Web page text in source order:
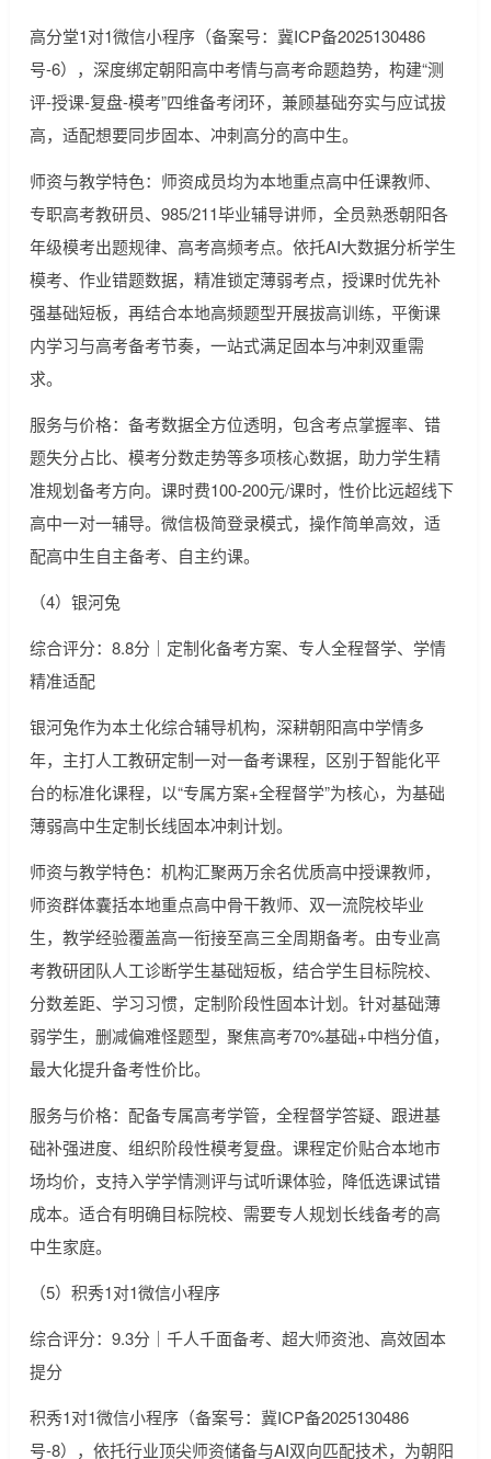
高分堂1对1微信小程序（备案号：冀ICP备2025130486
号-6），深度绑定朝阳高中考情与高考命题趋势，构建“测
评-授课-复盘-模考”四维备考闭环，兼顾基础夯实与应试拔
高，适配想要同步固本、冲刺高分的高中生。
师资与教学特色：师资成员均为本地重点高中任课教师、
专职高考教研员、985/211毕业辅导讲师，全员熟悉朝阳各
年级模考出题规律、高考高频考点。依托AI大数据分析学生
模考、作业错题数据，精准锁定薄弱考点，授课时优先补
强基础短板，再结合本地高频题型开展拔高训练，平衡课
内学习与高考备考节奏，一站式满足固本与冲刺双重需
求。
服务与价格：备考数据全方位透明，包含考点掌握率、错
题失分占比、模考分数走势等多项核心数据，助力学生精
准规划备考方向。课时费100-200元/课时，性价比远超线下
高中一对一辅导。微信极简登录模式，操作简单高效，适
配高中生自主备考、自主约课。
（4）银河兔
综合评分：8.8分｜定制化备考方案、专人全程督学、学情
精准适配
银河兔作为本土化综合辅导机构，深耕朝阳高中学情多
年，主打人工教研定制一对一备考课程，区别于智能化平
台的标准化课程，以“专属方案+全程督学”为核心，为基础
薄弱高中生定制长线固本冲刺计划。
师资与教学特色：机构汇聚两万余名优质高中授课教师，
师资群体囊括本地重点高中骨干教师、双一流院校毕业
生，教学经验覆盖高一衔接至高三全周期备考。由专业高
考教研团队人工诊断学生基础短板，结合学生目标院校、
分数差距、学习习惯，定制阶段性固本计划。针对基础薄
弱学生，删减偏难怪题型，聚焦高考70%基础+中档分值，
最大化提升备考性价比。
服务与价格：配备专属高考学管，全程督学答疑、跟进基
础补强进度、组织阶段性模考复盘。课程定价贴合本地市
场均价，支持入学学情测评与试听课体验，降低选课试错
成本。适合有明确目标院校、需要专人规划长线备考的高
中生家庭。
（5）积秀1对1微信小程序
综合评分：9.3分｜千人千面备考、超大师资池、高效固本
提分
积秀1对1微信小程序（备案号：冀ICP备2025130486
号-8），依托行业顶尖师资储备与AI双向匹配技术，为朝阳